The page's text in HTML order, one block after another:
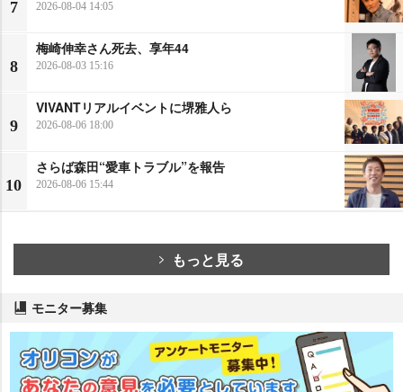
7 2026-08-04 14:05
8
梅崎伸幸さん死去、享年44
2026-08-03 15:16
9
VIVANTリアルイベントに堺雅人ら
2026-08-06 18:00
10
さらば森田“愛車トラブル”を報告
2026-08-06 15:44
もっと見る
モニター募集